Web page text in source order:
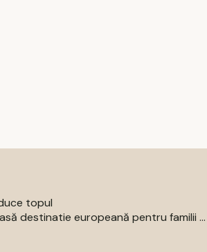
topul
destinatie europeană pentru familii ...